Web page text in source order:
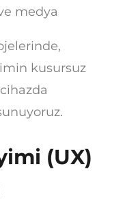
medya
kusursuz
(UX)